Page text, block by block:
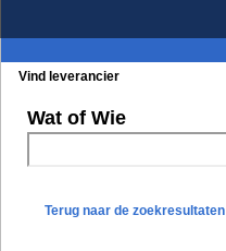
Vind leverancier
Wat of Wie
Terug naar de zoekresultaten